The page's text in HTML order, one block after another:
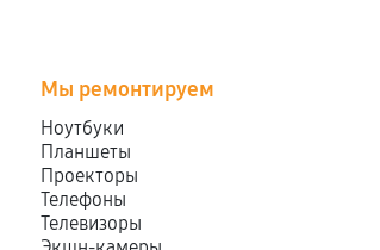
Мы ремонтируем
Ноутбуки
Планшеты
Проекторы
Телефоны
Телевизоры